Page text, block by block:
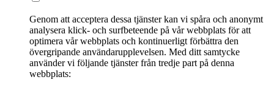
Genom att acceptera dessa tjänster kan vi spåra och anonymt
analysera klick- och surfbeteende på vår webbplats för att
optimera vår webbplats och kontinuerligt förbättra den
övergripande användarupplevelsen. Med ditt samtycke
använder vi följande tjänster från tredje part på denna
webbplats: